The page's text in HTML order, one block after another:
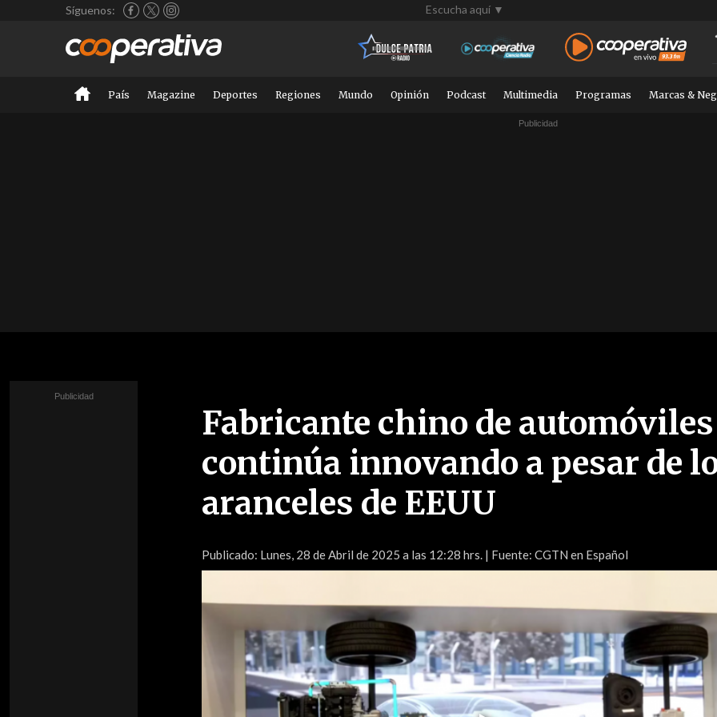
Síguenos: Escucha aquí ▼
País Magazine Deportes Regiones Mundo Opinión Podcast Multimedia Programas Marcas &
Fabricante chino de automóviles
continúa innovando a pesar de
aranceles de EEUU
Publicado: Lunes, 28 de Abril de 2025 a las 12:28 hrs. | Fuente: CGTN en Español